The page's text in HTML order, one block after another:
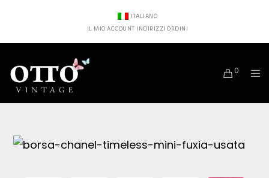
ITALIANO
IL MIO ACCOUNT INDIRIZZI ORDINI
0